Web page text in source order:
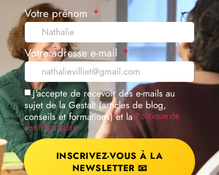
Votre prénom
Votre adresse e-mail
J'accepte de recevoir des e-mails au
sujet de la Gestalt (articles de blog,
conseils et formations) et laPolitique de
confidentialité
INSCRIVEZ-VOUS À LA
NEWSLETTER 📧